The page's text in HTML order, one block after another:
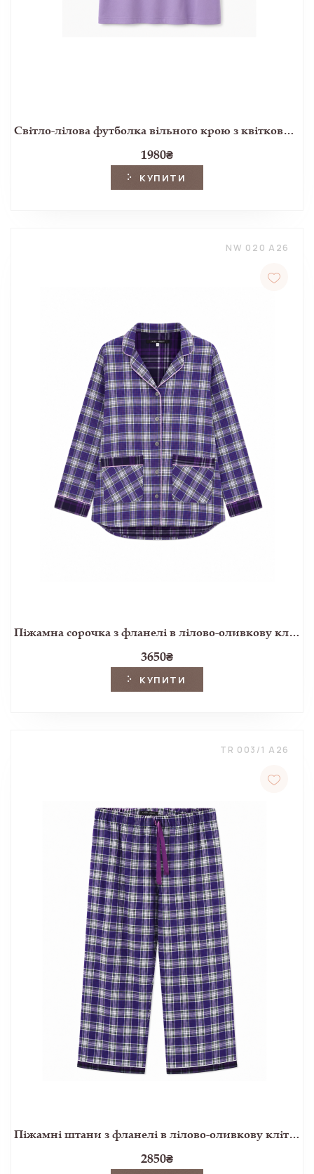
Світло-лілова футболка вільного крою з квітковою тасьмою
1980₴
КУПИТИ
NW 020 A26
Піжамна сорочка з фланелі в лілово-оливкову клітинку
3650₴
КУПИТИ
TR 003/1 A26
Піжамні штани з фланелі в лілово-оливкову клітинку
2850₴